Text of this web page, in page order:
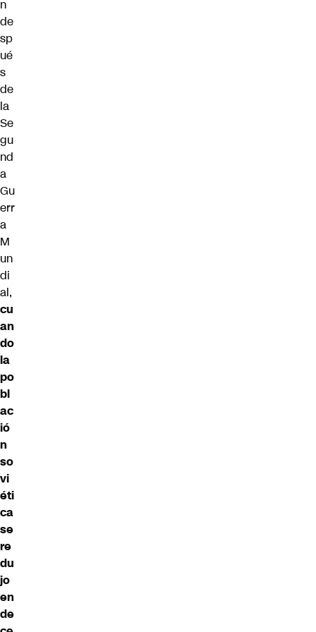
n
de
sp
ué
s
de
la
Se
gu
nd
a
Gu
err
a
M
un
di
al,
cu
an
do
la
po
bl
ac
ió
n
so
vi
éti
ca
se
re
du
jo
en
de